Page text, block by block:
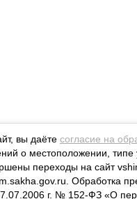
вы даёте согласие на
о местоположении, типе
переходы на сайт
Обработка
г. № 152-ФЗ «О